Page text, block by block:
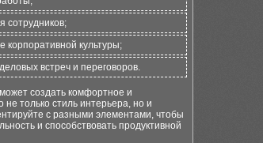
сотрудников;
культуры;
встреч и переговоров.
создать комфортное и
только стиль интерьера, но и
с разными элементами, чтобы
и способствовать продуктивной